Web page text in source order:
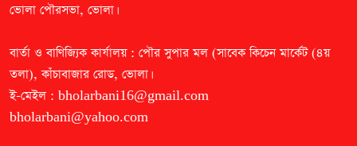
ভোলা পৌরসভা, ভোলা।
বার্তা ও বাণিজ্যিক কার্যালয় : পৌর সুপার মল (সাবেক কিচেন মার্কেট (৪য়
তলা), কাঁচাবাজার রোড, ভোলা।
ই-মেইল : bholarbani16@gmail.com
bholarbani@yahoo.com